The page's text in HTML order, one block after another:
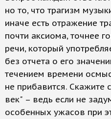
но то, что трагизм
иначе есть отражение
почти аксиома, точнее
речи, который
без отчета о его
течением времени
не прибавится. Скажите
век" – ведь если не
особенных ужасов при